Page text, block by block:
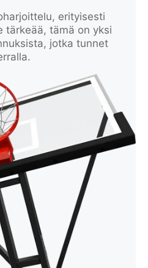
erityisesti
tärkeää, tämä on yksi
jotka tunnet